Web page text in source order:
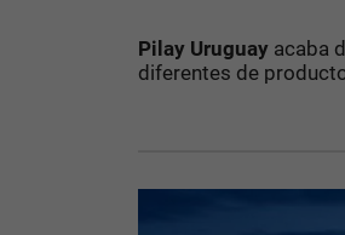
Pilay Uruguay acaba
diferentes de